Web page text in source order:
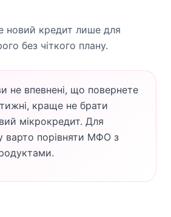
новий кредит лише для
без чіткого плану.
не впевнені, що повернете
краще не брати
мікрокредит. Для
варто порівняти МФО з